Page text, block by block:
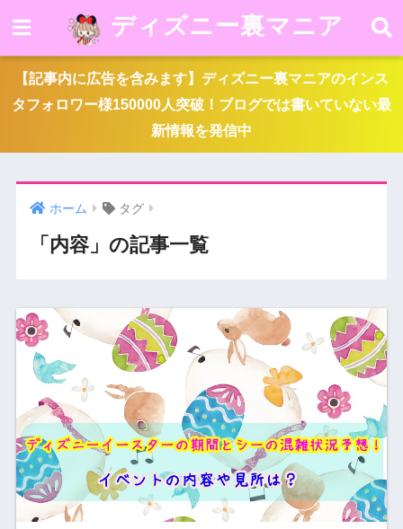
ディズニー裏マニア
【記事内に広告を含みます】ディズニー裏マニアのインス
タフォロワー様150000人突破！ブログでは書いていない最
新情報を発信中
ホーム タグ
「内容」の記事一覧